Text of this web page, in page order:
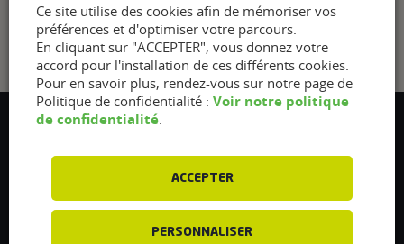
Flexfuel Energy Development
5 avenue des Renardières
Ce site utilise des cookies afin de mémoriser vos
préférences et d'optimiser votre parcours.
En cliquant sur "ACCEPTER", vous donnez votre
accord pour l'installation de ces différents cookies.
Pour en savoir plus, rendez-vous sur notre page de
Politique de confidentialité : Voir notre politique
de confidentialité
ACCEPTER
PERSONNALISER